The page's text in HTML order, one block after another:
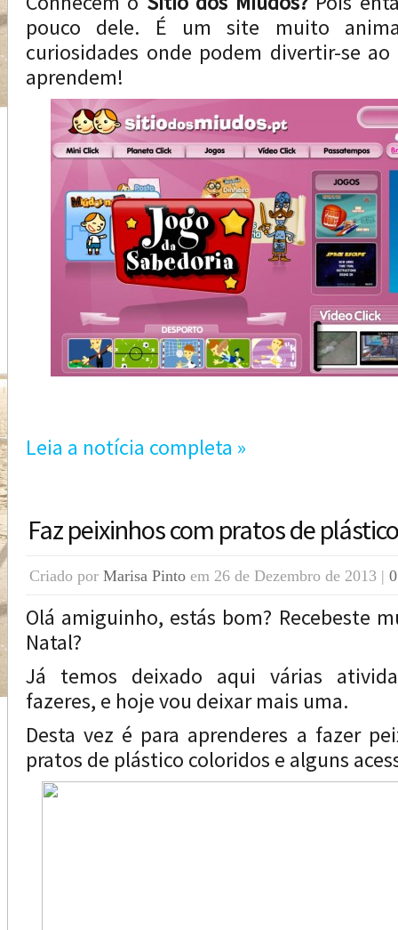
pouco dele. É um site muito
curiosidades onde podem divertir-se
aprendem!
Leia a notícia completa »
Faz peixinhos com pratos de plástico
Criado por Marisa Pinto em 26 de Dezembro de 2013 |
Olá amiguinho, estás bom? Recebeste
Natal?
Já temos deixado aqui várias
fazeres, e hoje vou deixar mais uma.
Desta vez é para aprenderes a fazer
pratos de plástico coloridos e alguns